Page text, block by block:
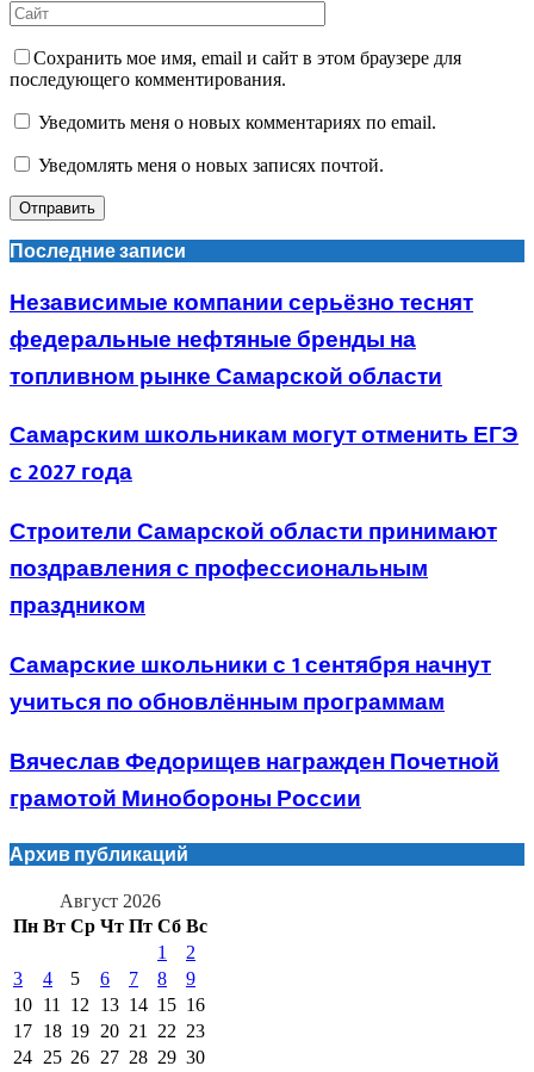
Сохранить мое имя, email и сайт в этом браузере для
последующего комментирования.
Уведомить меня о новых комментариях по email.
Уведомлять меня о новых записях почтой.
Последние записи
Независимые компании серьёзно теснят
федеральные нефтяные бренды на
топливном рынке Самарской области
Самарским школьникам могут отменить ЕГЭ
с 2027 года
Строители Самарской области принимают
поздравления с профессиональным
праздником
Самарские школьники с 1 сентября начнут
учиться по обновлённым программам
Вячеслав Федорищев награжден Почетной
грамотой Минобороны России
Архив публикаций
Август 2026
Пн Вт Ср Чт Пт Сб Вс
1
2
3
4 5 6 7 8
9
10 11 12 13 14 15 16
17 18 19 20 21 22 23
24 25 26 27 28 29 30